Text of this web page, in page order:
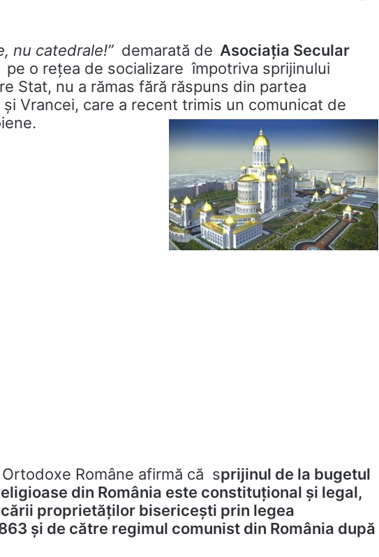
nu catedrale!”demarată de Asociaţia Secular
pe o reţea de socializare împotriva sprijinului
Stat, nu a rămas fără răspuns din partea
Vrancei, care a recent trimis un comunicat de
Române afirmă că sprijinul de la bugetul
din România este constituţional şi legal,
proprietăţilor bisericeşti prin legea
şi de către regimul comunist din România după